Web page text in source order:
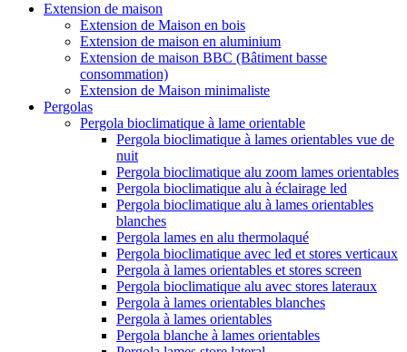
Extension de maison
Extension de Maison en bois
Extension de maison en aluminium
Extension de maison BBC (Bâtiment basse
consommation)
Extension de Maison minimaliste
Pergolas
Pergola bioclimatique à lame orientable
Pergola bioclimatique à lames orientables vue de
nuit
Pergola bioclimatique alu zoom lames orientables
Pergola bioclimatique alu à éclairage led
Pergola bioclimatique alu à lames orientables
blanches
Pergola lames en alu thermolaqué
Pergola bioclimatique avec led et stores verticaux
Pergola à lames orientables et stores screen
Pergola bioclimatique alu avec stores lateraux
Pergola à lames orientables blanches
Pergola à lames orientables
Pergola blanche à lames orientables